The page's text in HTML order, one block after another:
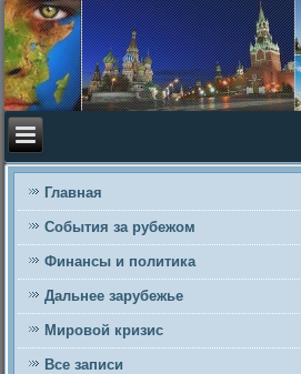
Главная
События за рубежом
Финансы и политика
Дальнее зарубежье
Мировой кризис
Все записи